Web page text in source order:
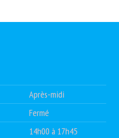
Après-midi
Fermé
14h00 à 17h45